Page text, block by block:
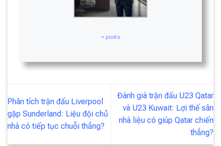
+ posts
Phân tích trận đấu Liverpool
gặp Sunderland: Liệu đội chủ
nhà có tiếp tục chuỗi thắng?
Đánh giá trận đấu U23 Qatar
và U23 Kuwait: Lợi thế sân
nhà liệu có giúp Qatar chiến
thắng?